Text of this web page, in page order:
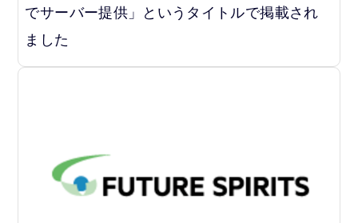
でサーバー提供」というタイトルで掲載され
ました